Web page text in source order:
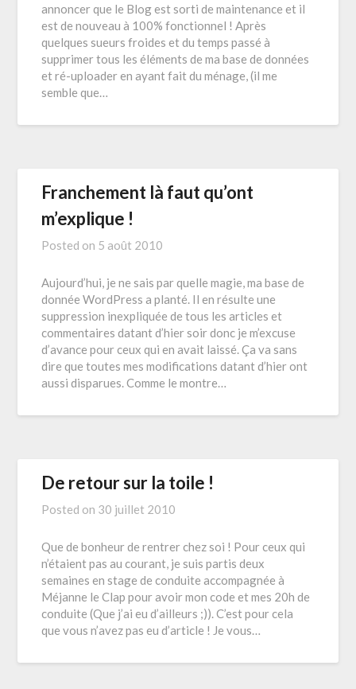
annoncer que le Blog est sorti de maintenance et il
est de nouveau à 100% fonctionnel ! Après
quelques sueurs froides et du temps passé à
supprimer tous les éléments de ma base de données
et ré-uploader en ayant fait du ménage, (il me
semble que…
Franchement là faut qu’ont
m’explique !
Posted on 5 août 2010
Aujourd’hui, je ne sais par quelle magie, ma base de
donnée WordPress a planté. Il en résulte une
suppression inexpliquée de tous les articles et
commentaires datant d’hier soir donc je m’excuse
d’avance pour ceux qui en avait laissé. Ça va sans
dire que toutes mes modifications datant d’hier ont
aussi disparues. Comme le montre…
De retour sur la toile !
Posted on 30 juillet 2010
Que de bonheur de rentrer chez soi ! Pour ceux qui
n’étaient pas au courant, je suis partis deux
semaines en stage de conduite accompagnée à
Méjanne le Clap pour avoir mon code et mes 20h de
conduite (Que j’ai eu d’ailleurs ;)). C’est pour cela
que vous n’avez pas eu d’article ! Je vous…